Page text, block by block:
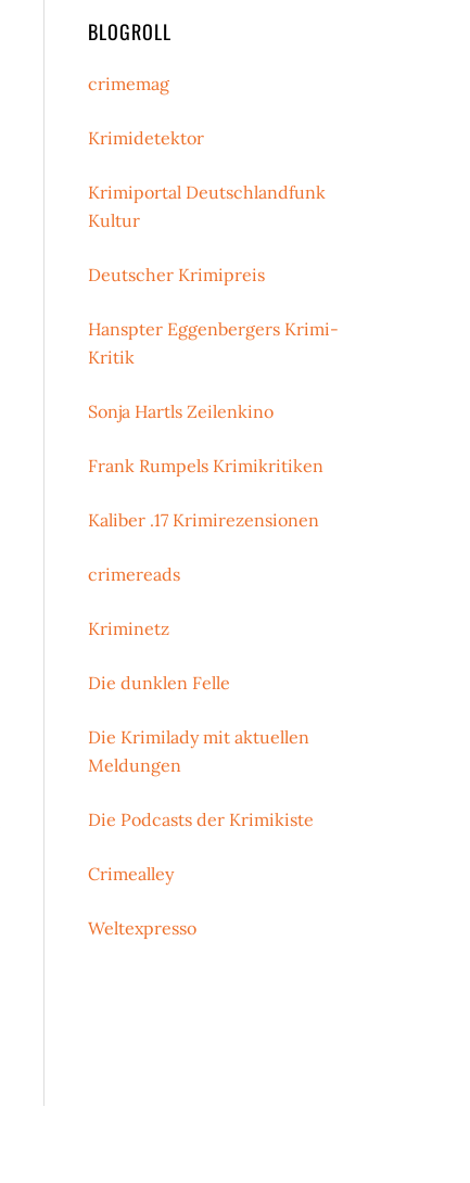
BLOGROLL
crimemag
Krimidetektor
Krimiportal Deutschlandfunk
Kultur
Deutscher Krimipreis
Hanspter Eggenbergers Krimi-
Kritik
Sonja Hartls Zeilenkino
Frank Rumpels Krimikritiken
Kaliber .17 Krimirezensionen
crimereads
Kriminetz
Die dunklen Felle
Die Krimilady mit aktuellen
Meldungen
Die Podcasts der Krimikiste
Crimealley
Weltexpresso